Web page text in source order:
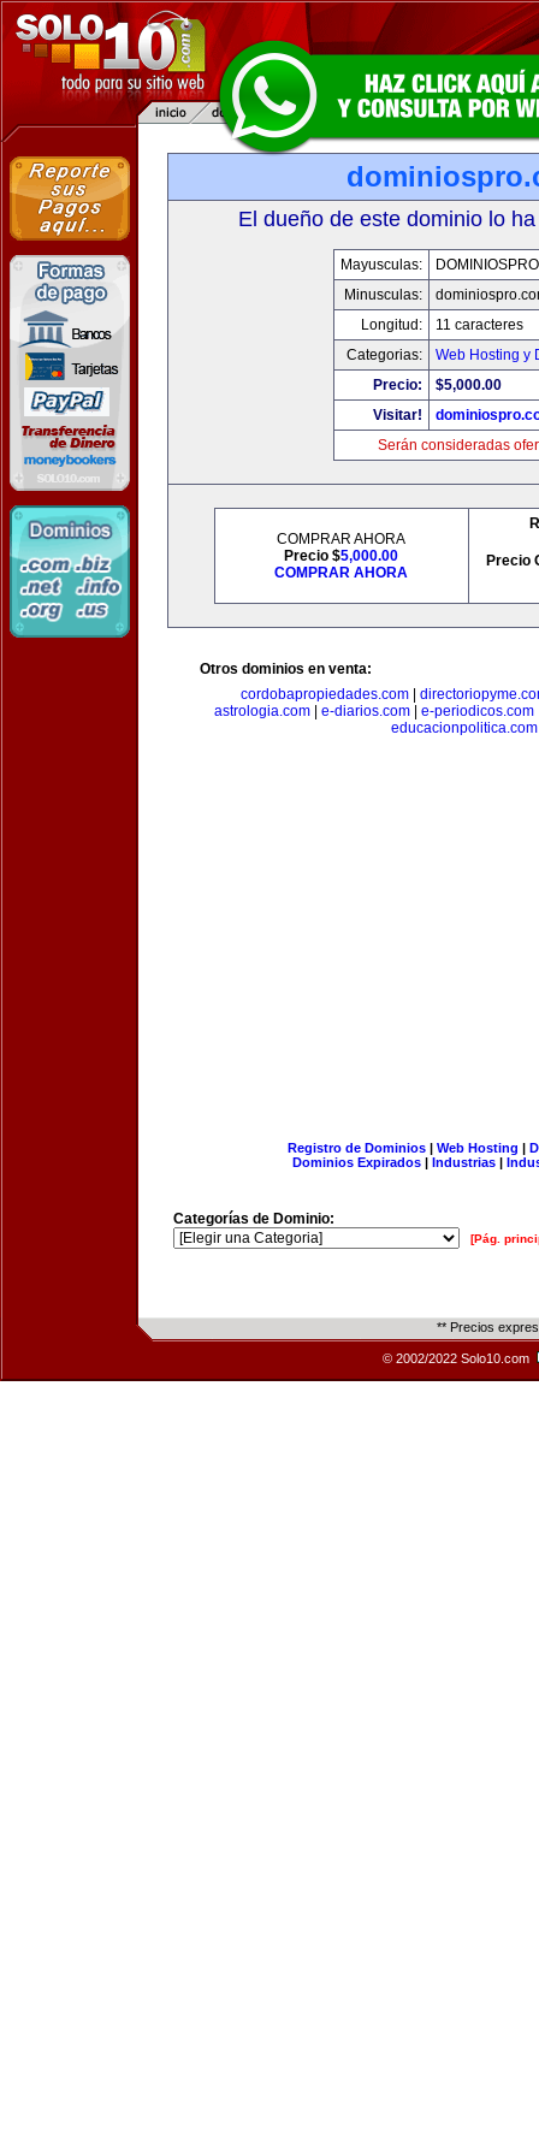
El dueño de este dominio lo
Mayusculas:
Minusculas:
Longitud:
11 caracteres
Categorias:
Web Hosting y
Precio:
$5,000.00
Visitar!
Serán consideradas
COMPRAR AHORA
Precio $5,000.00
COMPRAR AHORA
Precio
Otros dominios en venta:
cordobapropiedades.com|
astrologia.com| e-diarios.com| e-periodicos.com
educacionpolitica.com
Registro de Dominios| Web Hosting |
Dominios Expirados | Industrias |
Categorías de Dominio:
[Pág.
** Precios
© 2002/2022 Solo10.com